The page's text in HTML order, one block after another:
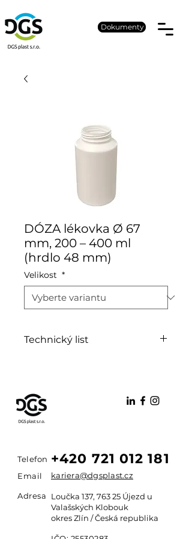
Dokumenty
DÓZA lékovka Ø 67
mm, 200 – 400 ml
(hrdlo 48 mm)
Velikost *
Technický list
Telefon +420 721 012 181
Email kariera@dgsplast.cz
Adresa
Loučka 137, 763 25 Újezd u
Valašských Klobouk
okres Zlín / Česká republika